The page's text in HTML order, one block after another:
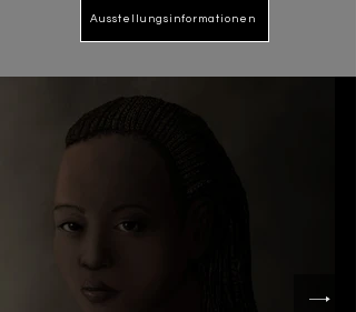
Ausstellungsinformationen